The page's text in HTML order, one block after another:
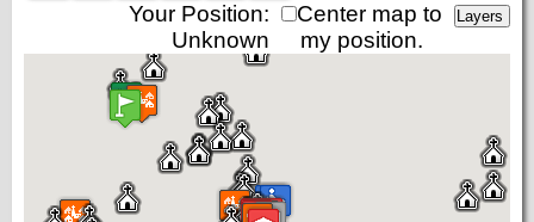
Center map to
my position.
Your Position:
Unknown